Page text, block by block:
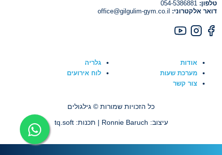
טלפון:
דואר אלקטרוני: office@gilgulim-gym.co.il
אודות
גלריה
מערכת שעות
לוח אירועים
צור קשר
כל הזכויות שמורות © גילגולים
עיצוב: Ronnie Baruch | תכנות:
tq.soft